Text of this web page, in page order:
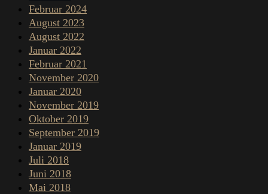
Februar 2024
August 2023
August 2022
Januar 2022
Februar 2021
November 2020
Januar 2020
November 2019
Oktober 2019
September 2019
Januar 2019
Juli 2018
Juni 2018
Mai 2018